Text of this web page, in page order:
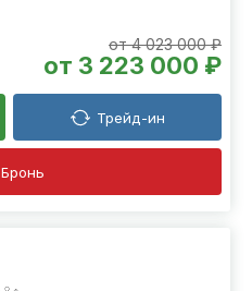
от 4 023 000 ₽
от 3 223 000 ₽
Трейд-ин
Бронь